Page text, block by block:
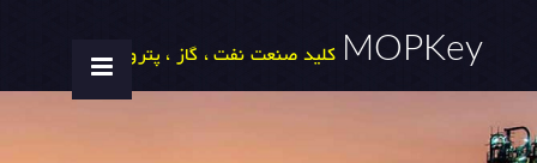
MOPKey کلید صنعت نفت ، گاز ، پتروشیمی